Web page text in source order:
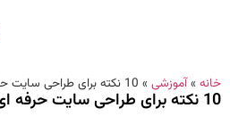
خانه »آموزشی » 10 نکته برای طراحی سایت حرفه ای در کرج
10 نکته برای طراحی سایت حرفه ای در کرج